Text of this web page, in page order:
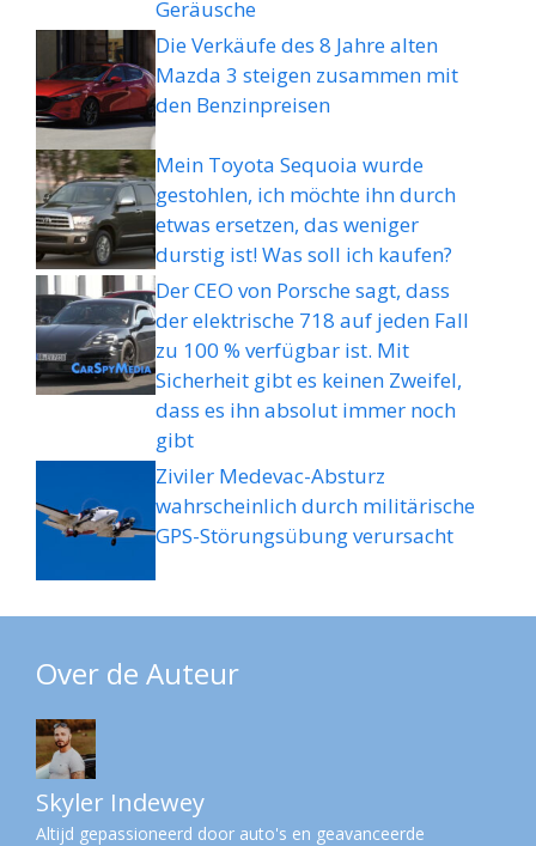
Geräusche
Die Verkäufe des 8 Jahre alten
Mazda 3 steigen zusammen mit
den Benzinpreisen
Mein Toyota Sequoia wurde
gestohlen, ich möchte ihn durch
etwas ersetzen, das weniger
durstig ist! Was soll ich kaufen?
Der CEO von Porsche sagt, dass
der elektrische 718 auf jeden Fall
zu 100 % verfügbar ist. Mit
Sicherheit gibt es keinen Zweifel,
dass es ihn absolut immer noch
gibt
Ziviler Medevac-Absturz
wahrscheinlich durch militärische
GPS-Störungsübung verursacht
Over de Auteur
Skyler Indewey
Altijd gepassioneerd door auto's en geavanceerde